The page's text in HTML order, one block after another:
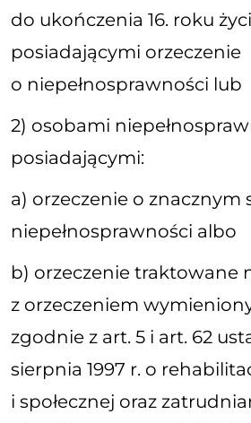
do ukończenia 16. roku
posiadającymi orzeczenie
o niepełnosprawności lub
2) osobami
posiadającymi:
a) orzeczenie o znacznym
niepełnosprawności albo
b) orzeczenie traktowane
z orzeczeniem
zgodnie z art. 5 i art. 62
sierpnia 1997 r. o
i społecznej oraz